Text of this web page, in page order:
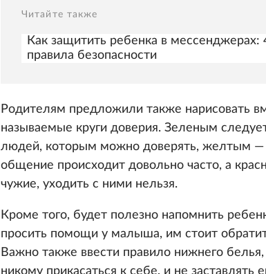
Читайте также
Как защитить ребенка в мессенджерах:
правила безопасности
Родителям предложили также нарисовать
называемые круги доверия. Зеленым
людей, которым можно доверять, желтым —
общение происходит довольно часто, а
чужие, уходить с ними нельзя.
Кроме того, будет полезно напомнить
просить помощи у малыша, им стоит
Важно также ввести правило нижнего